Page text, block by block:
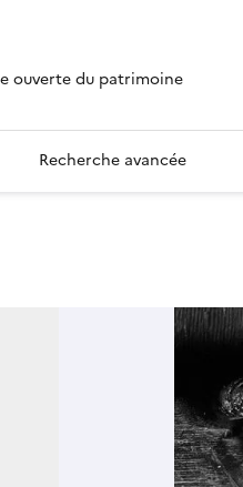
ouverte du patrimoine
Recherche avancée